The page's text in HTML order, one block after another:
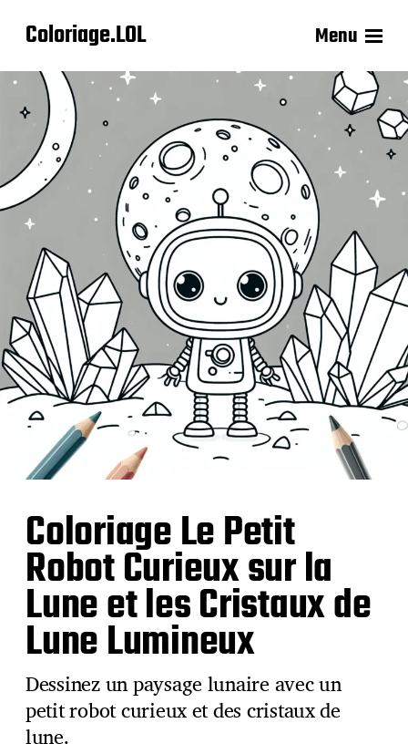
Coloriage.LOL Menu
Coloriage Le Petit
Robot Curieux sur la
Lune et les Cristaux de
Lune Lumineux
Dessinez un paysage lunaire avec un
petit robot curieux et des cristaux de
lune.